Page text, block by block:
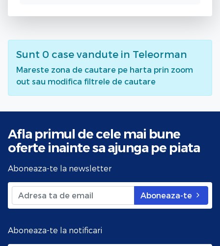
Sunt 0 case vandute in Teleorman
Mareste zona de cautare pe harta prin zoom
out sau modifica filtrele de cautare
Afla primul de cele mai bune
oferte inainte sa ajunga pe piata
Aboneaza-te la newsletter
Aboneaza-te
Aboneaza-te la notificari